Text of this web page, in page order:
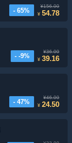
- 65%
¥156.00
¥54.78
- -9%
¥36.00
¥39.16
- 47%
¥46.00
¥24.50